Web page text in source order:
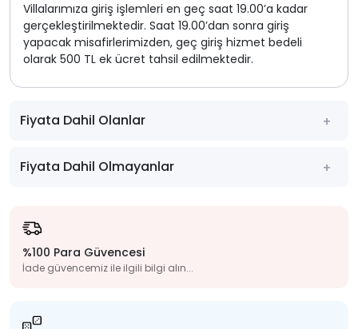
Villalarımıza giriş işlemleri en geç saat 19.00’a kadar
gerçekleştirilmektedir. Saat 19.00’dan sonra giriş
yapacak misafirlerimizden, geç giriş hizmet bedeli
olarak 500 TL ek ücret tahsil edilmektedir.
Fiyata Dahil Olanlar
Fiyata Dahil Olmayanlar
%100 Para Güvencesi
İade güvencemiz ile ilgili bilgi alın...